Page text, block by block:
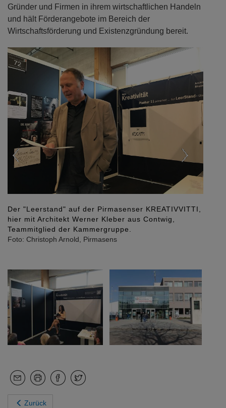
Gründer und Firmen in ihrem wirtschaftlichen Handeln
und hält Förderangebote im Bereich der
Wirtschaftsförderung und Existenzgründung bereit.
Der "Leerstand" auf der Pirmasenser KREATIVVITTI,
hier mit Architekt Werner Kleber aus Contwig,
Teammitglied der Kammergruppe.
Foto: Christoph Arnold, Pirmasens
Previous
Zurück